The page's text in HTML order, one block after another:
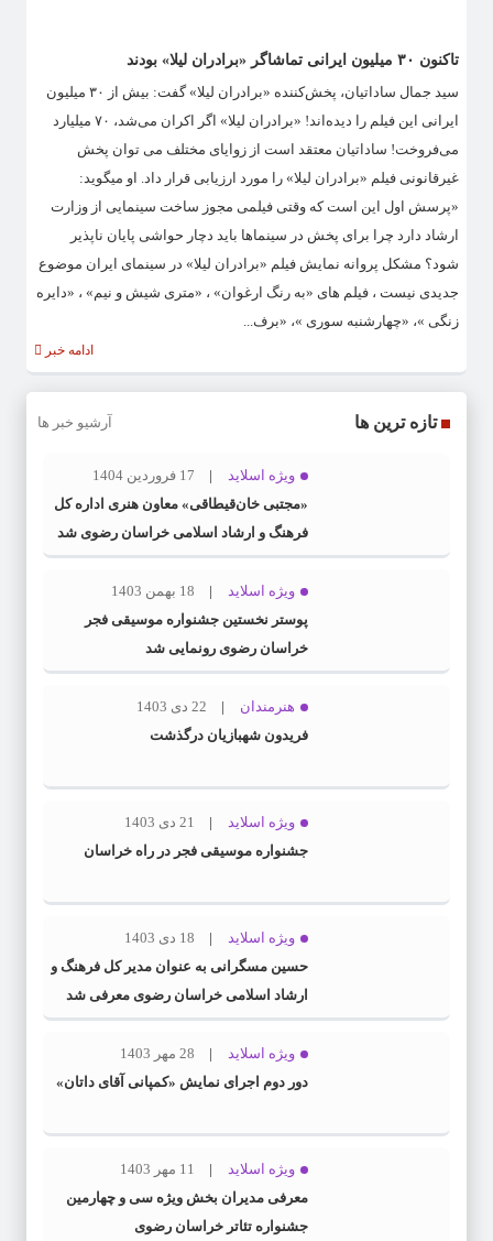
تاکنون ۳۰ میلیون ایرانی تماشاگر «برادران لیلا» بودند
سید جمال ساداتیان، پخش‌کننده «برادران لیلا» گفت: بیش از ۳۰ میلیون
ایرانی این فیلم را دیده‌اند! «برادران لیلا» اگر اکران می‌شد، ۷۰ میلیارد
می‌فروخت! ساداتیان معتقد است از زوایای مختلف می توان پخش
غیرقانونی فیلم «برادران لیلا» را مورد ارزیابی قرار داد. او میگوید:
«پرسش اول این است که وقتی فیلمی مجوز ساخت سینمایی از وزارت
ارشاد دارد چرا برای پخش در سینماها باید دچار حواشی پایان ناپذیر
شود؟ مشکل پروانه نمایش فیلم «برادران لیلا» در سینمای ایران موضوع
جدیدی نیست ، فیلم های «به رنگ ارغوان» ، «متری شیش و نیم» ، «دایره
زنگی »، «چهارشنبه سوری »، «برف...
ادامه خبر
تازه ترین ها آرشیو خبر ها
ویژه اسلاید
17 فروردین 1404
«مجتبی خان‌قیطاقی» معاون هنری اداره کل
فرهنگ و ارشاد اسلامی خراسان رضوی شد
ویژه اسلاید
18 بهمن 1403
پوستر نخستین جشنواره موسیقی فجر
خراسان رضوی رونمایی شد
هنرمندان
22 دی 1403
فریدون شهبازیان درگذشت
ویژه اسلاید
21 دی 1403
جشنواره موسیقی فجر در راه خراسان
ویژه اسلاید
18 دی 1403
حسین مسگرانی به عنوان مدیر کل فرهنگ و
ارشاد اسلامی خراسان رضوی معرفی شد
ویژه اسلاید
28 مهر 1403
دور دوم اجرای نمایش «کمپانی آقای داتان»
ویژه اسلاید
11 مهر 1403
معرفی مدیران بخش ویژه سی و چهارمین
جشنواره تئاتر خراسان رضوی